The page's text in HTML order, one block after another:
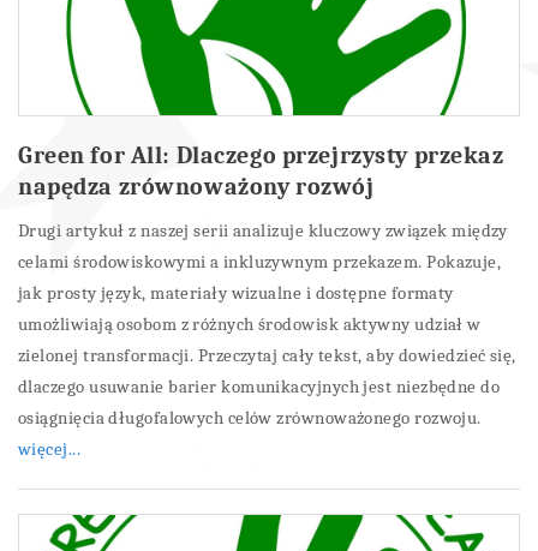
Green for All: Dlaczego przejrzysty przekaz
napędza zrównoważony rozwój
Drugi artykuł z naszej serii analizuje kluczowy związek między
celami środowiskowymi a inkluzywnym przekazem. Pokazuje,
jak prosty język, materiały wizualne i dostępne formaty
umożliwiają osobom z różnych środowisk aktywny udział w
zielonej transformacji. Przeczytaj cały tekst, aby dowiedzieć się,
dlaczego usuwanie barier komunikacyjnych jest niezbędne do
osiągnięcia długofalowych celów zrównoważonego rozwoju.
więcej...